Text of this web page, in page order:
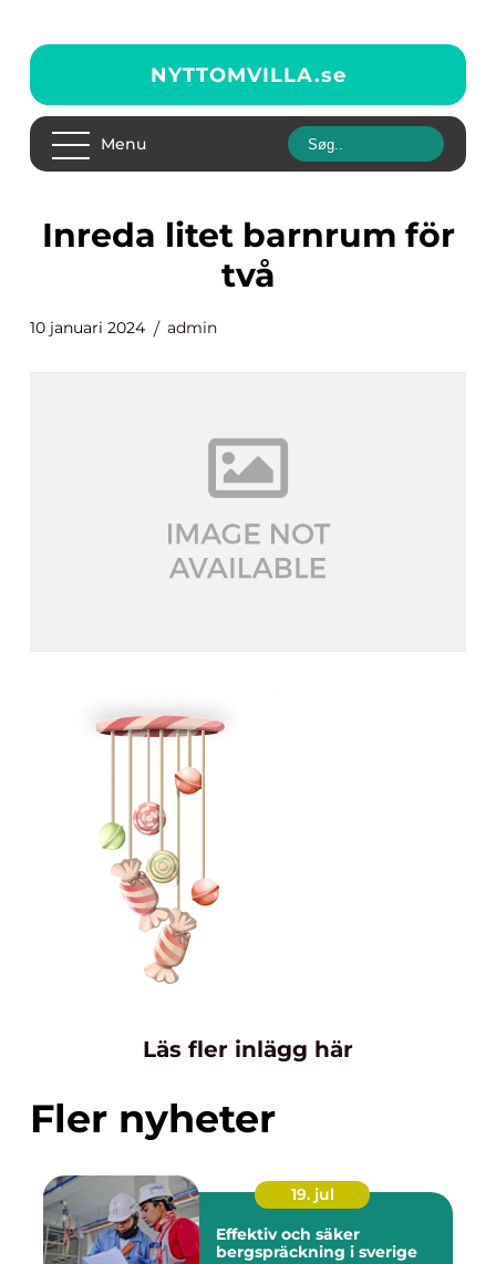
NYTTOMVILLA.se
Menu
inreda litet barnrum för
två
10 januari 2024 admin
Läs fler inlägg här
Fler nyheter
19. jul
Effektiv och säker
bergspräckning i sverige